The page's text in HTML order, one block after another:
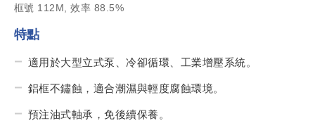
框號 112M, 效率 88.5%
特點
適用於大型立式泵、冷卻循環、工業增壓系統。
鋁框不鏽蝕，適合潮濕與輕度腐蝕環境。
預注油式軸承，免後續保養。